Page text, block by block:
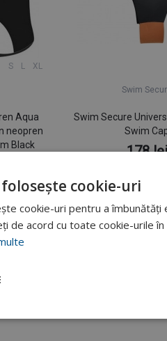
S L XL
Aqua
neopren
Black
Swim
Swim Secure
Swim
178 lei
din neopren
calitate, cu grad ridicat de
la deteriorările cauzate de clor
cookie-uri
cookie-uri pentru a
de acord cu toate cookie-urile